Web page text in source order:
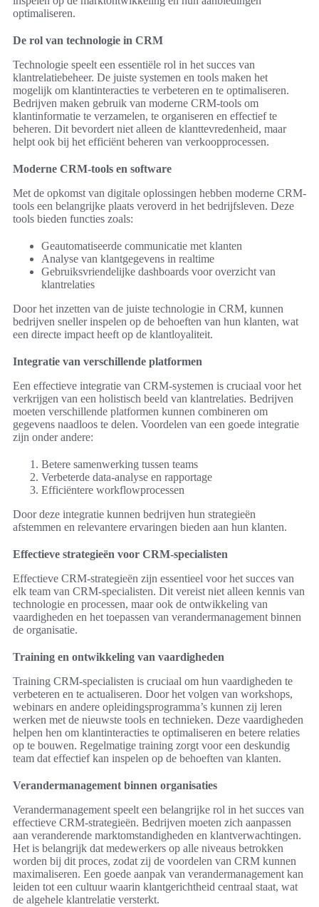
optimaliseren.
De rol van technologie in CRM
Technologie speelt een essentiële rol in het succes van
klantrelatiebeheer. De juiste systemen en tools maken het
mogelijk om klantinteracties te verbeteren en te optimaliseren.
Bedrijven maken gebruik van moderne CRM-tools om
klantinformatie te verzamelen, te organiseren en effectief te
beheren. Dit bevordert niet alleen de klanttevredenheid, maar
helpt ook bij het efficiënt beheren van verkoopprocessen.
Moderne CRM-tools en software
Met de opkomst van digitale oplossingen hebben moderne CRM-
tools een belangrijke plaats veroverd in het bedrijfsleven. Deze
tools bieden functies zoals:
Geautomatiseerde communicatie met klanten
Analyse van klantgegevens in realtime
Gebruiksvriendelijke dashboards voor overzicht van
klantrelaties
Door het inzetten van de juiste technologie in CRM, kunnen
bedrijven sneller inspelen op de behoeften van hun klanten, wat
een directe impact heeft op de klantloyaliteit.
Integratie van verschillende platformen
Een effectieve integratie van CRM-systemen is cruciaal voor het
verkrijgen van een holistisch beeld van klantrelaties. Bedrijven
moeten verschillende platformen kunnen combineren om
gegevens naadloos te delen. Voordelen van een goede integratie
zijn onder andere:
Betere samenwerking tussen teams
Verbeterde data-analyse en rapportage
Efficiëntere workflowprocessen
Door deze integratie kunnen bedrijven hun strategieën
afstemmen en relevantere ervaringen bieden aan hun klanten.
Effectieve strategieën voor CRM-specialisten
Effectieve CRM-strategieën zijn essentieel voor het succes van
elk team van CRM-specialisten. Dit vereist niet alleen kennis van
technologie en processen, maar ook de ontwikkeling van
vaardigheden en het toepassen van verandermanagement binnen
de organisatie.
Training en ontwikkeling van vaardigheden
Training CRM-specialisten is cruciaal om hun vaardigheden te
verbeteren en te actualiseren. Door het volgen van workshops,
webinars en andere opleidingsprogramma’s kunnen zij leren
werken met de nieuwste tools en technieken. Deze vaardigheden
helpen hen om klantinteracties te optimaliseren en betere relaties
op te bouwen. Regelmatige training zorgt voor een deskundig
team dat effectief kan inspelen op de behoeften van klanten.
Verandermanagement binnen organisaties
Verandermanagement speelt een belangrijke rol in het succes van
effectieve CRM-strategieën. Bedrijven moeten zich aanpassen
aan veranderende marktomstandigheden en klantverwachtingen.
Het is belangrijk dat medewerkers op alle niveaus betrokken
worden bij dit proces, zodat zij de voordelen van CRM kunnen
maximaliseren. Een goede aanpak van verandermanagement kan
leiden tot een cultuur waarin klantgerichtheid centraal staat, wat
de algehele klantrelatie versterkt.